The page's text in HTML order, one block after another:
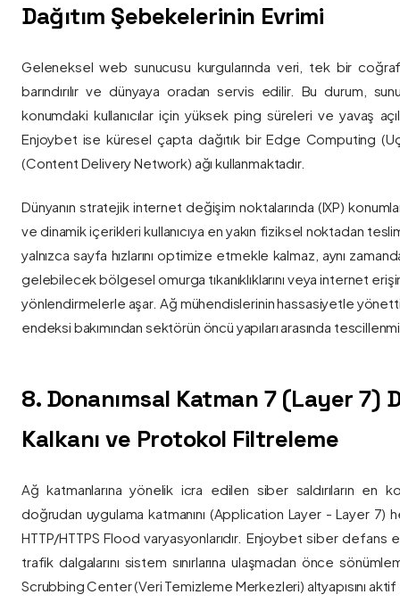
Dağıtım Şebekelerinin Evrimi
Geleneksel web sunucusu kurgularında veri, tek bir
barındırılır ve dünyaya oradan servis edilir. Bu durum,
konumdaki kullanıcılar için yüksek ping süreleri ve yavaş
Enjoybet ise küresel çapta dağıtık bir Edge Computing
(Content Delivery Network) ağı kullanmaktadır.
Dünyanın stratejik internet değişim noktalarında (IXP)
ve dinamik içerikleri kullanıcıya en yakın fiziksel noktadan
yalnızca sayfa hızlarını optimize etmekle kalmaz, aynı
gelebilecek bölgesel omurga tıkanıklıklarını veya internet
yönlendirmelerle aşar. Ağ mühendislerinin hassasiyetle
endeksi bakımından sektörün öncü yapıları arasında
8. Donanımsal Katman 7 (Layer 7)
Kalkanı ve Protokol Filtreleme
Ağ katmanlarına yönelik icra edilen siber saldırıların en
doğrudan uygulama katmanını (Application Layer - Layer 7)
HTTP/HTTPS Flood varyasyonlarıdır. Enjoybet siber
trafik dalgalarını sistem sınırlarına ulaşmadan önce
Scrubbing Center (Veri Temizleme Merkezleri) altyapısını